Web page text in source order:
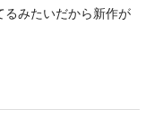
みたいだから新作が